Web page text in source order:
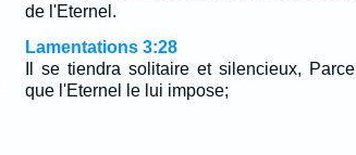
de l'Eternel.
Lamentations 3:28
Il se tiendra solitaire et silencieux, Parce
que l'Eternel le lui impose;